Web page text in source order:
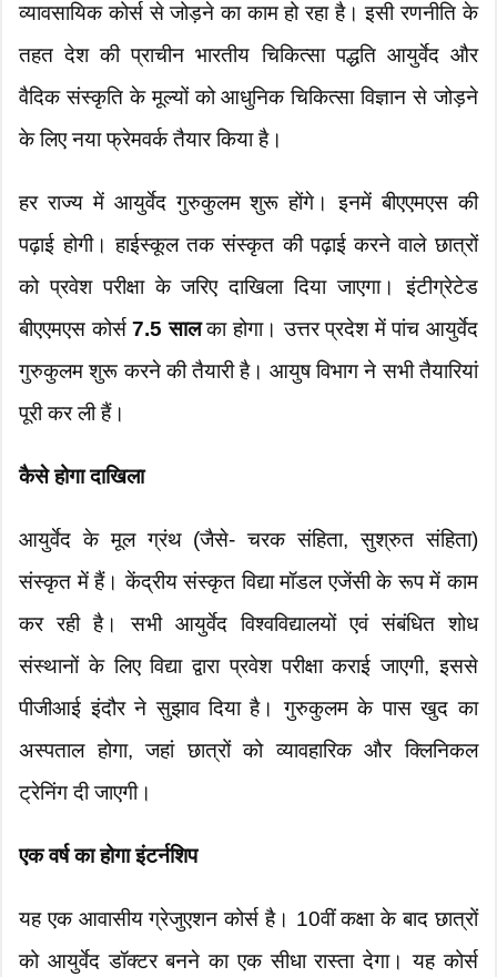
व्यावसायिक कोर्स से जोड़ने का काम हो रहा है। इसी रणनीति के
तहत देश की प्राचीन भारतीय चिकित्सा पद्धति आयुर्वेद और
वैदिक संस्कृति के मूल्यों को आधुनिक चिकित्सा विज्ञान से जोड़ने
के लिए नया फ्रेमवर्क तैयार किया है।
हर राज्य में आयुर्वेद गुरुकुलम शुरू होंगे। इनमें बीएएमएस की
पढ़ाई होगी। हाईस्कूल तक संस्कृत की पढ़ाई करने वाले छात्रों
को प्रवेश परीक्षा के जरिए दाखिला दिया जाएगा। इंटीग्रेटेड
बीएएमएस कोर्स7.5 सालका होगा। उत्तर प्रदेश में पांच आयुर्वेद
गुरुकुलम शुरू करने की तैयारी है। आयुष विभाग ने सभी तैयारियां
पूरी कर ली हैं।
कैसे होगा दाखिला
आयुर्वेद के मूल ग्रंथ (जैसे- चरक संहिता, सुश्रुत संहिता)
संस्कृत में हैं। केंद्रीय संस्कृत विद्या मॉडल एजेंसी के रूप में काम
कर रही है। सभी आयुर्वेद विश्वविद्यालयों एवं संबंधित शोध
संस्थानों के लिए विद्या द्वारा प्रवेश परीक्षा कराई जाएगी, इससे
पीजीआई इंदौर ने सुझाव दिया है। गुरुकुलम के पास खुद का
अस्पताल होगा, जहां छात्रों को व्यावहारिक और क्लिनिकल
ट्रेनिंग दी जाएगी।
एक वर्ष का होगा इंटर्नशिप
यह एक आवासीय ग्रेजुएशन कोर्स है। 10वीं कक्षा के बाद छात्रों
को आयुर्वेद डॉक्टर बनने का एक सीधा रास्ता देगा। यह कोर्स